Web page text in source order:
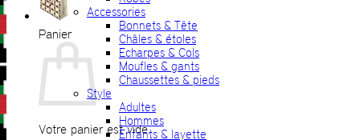
Panier
Votre panier est vide.
Accessories
Bonnets & Tête
Châles & étoles
Echarpes & Cols
Moufles & gants
Chaussettes & pieds
Style
Adultes
Hommes
Enfants & layette